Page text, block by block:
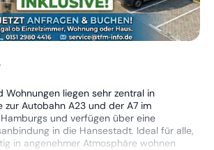
Wohnungen liegen sehr zentral in
zur Autobahn A23 und der A7 im
und verfügen über eine
in die Hansestadt. Ideal für alle,
in angenehmer Atmosphäre wohnen